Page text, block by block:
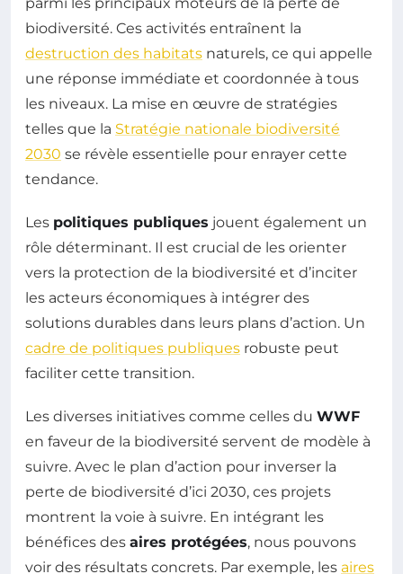
biodiversité. Ces activités entraînent la
destruction des habitats naturels, ce qui appelle
une réponse immédiate et coordonnée à tous
les niveaux. La mise en œuvre de stratégies
telles que la Stratégie nationale biodiversité
2030 se révèle essentielle pour enrayer cette
tendance.
Les politiques publiques jouent également un
rôle déterminant. Il est crucial de les orienter
vers la protection de la biodiversité et d’inciter
les acteurs économiques à intégrer des
solutions durables dans leurs plans d’action. Un
cadre de politiques publiques robuste peut
faciliter cette transition.
Les diverses initiatives comme celles du WWF
en faveur de la biodiversité servent de modèle à
suivre. Avec le plan d’action pour inverser la
perte de biodiversité d’ici 2030, ces projets
montrent la voie à suivre. En intégrant les
bénéfices des aires protégées, nous pouvons
voir des résultats concrets. Par exemple, les aires